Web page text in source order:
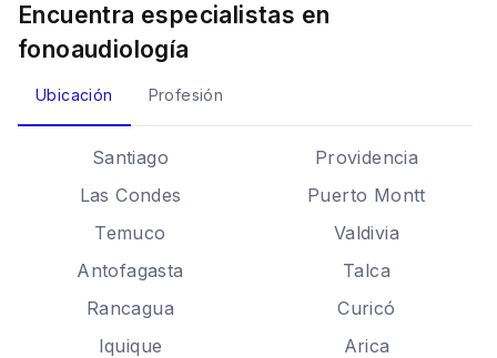
Encuentra especialistas en
fonoaudiología
Ubicación Profesión
Santiago
Providencia
Las Condes
Puerto Montt
Temuco
Valdivia
Antofagasta
Talca
Rancagua
Curicó
Iquique
Arica